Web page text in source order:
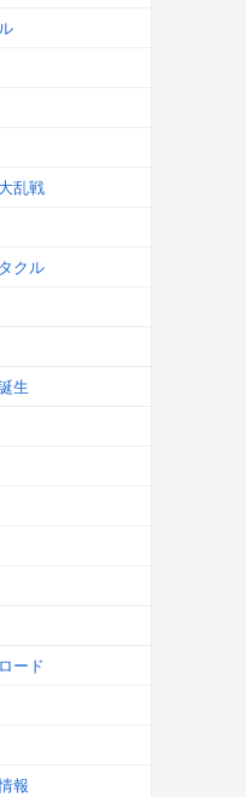
乱戦
クル
生
ード
報